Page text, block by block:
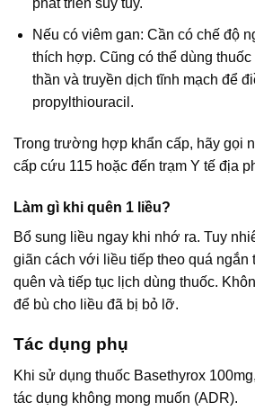
phát triển suy tủy.
Nếu có viêm gan: Cần có chế độ
thích hợp. Cũng có thể dùng
thần và truyền dịch tĩnh mạch để
propylthiouracil.
Trong trường hợp khẩn cấp, hãy gọi
cấp cứu 115 hoặc đến trạm Y tế địa
Làm gì khi quên 1 liều?
Bổ sung liều ngay khi nhớ ra. Tuy
giãn cách với liều tiếp theo quá ngắn
quên và tiếp tục lịch dùng thuốc.
để bù cho liều đã bị bỏ lỡ.
Tác dụng phụ
Khi sử dụng thuốc Basethyrox
tác dụng không mong muốn (ADR).